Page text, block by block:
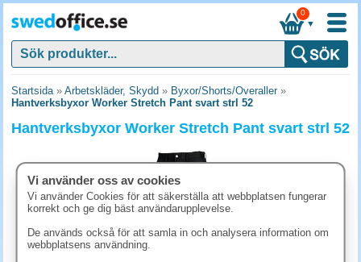
▼
0
Startsida» Arbetskläder, Skydd » Byxor/Shorts/Overaller»
Hantverksbyxor Worker Stretch Pant svart strl 52
Hantverksbyxor Worker Stretch Pant svart strl 52
Vi använder oss av cookies
Vi använder Cookies för att säkerställa att webbplatsen fungerar
korrekt och ge dig bäst användarupplevelse.
De används också för att samla in och analysera information om
webbplatsens användning.